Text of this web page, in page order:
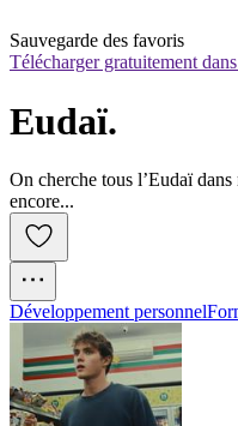
Sauvegarde des favoris
Télécharger gratuitement
Eudaï.
On cherche tous l’Eudaï
encore...
Développement personnel